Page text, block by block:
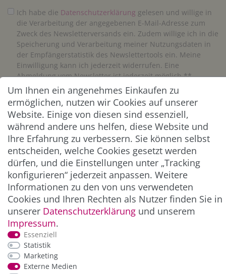
Ich habe die Daten­schutz­erklärung gelesen und willige in
die Verarbeitung der angegebenen E-Mail-Adresse zum
Zweck des Newsletterversands ein. Zudem willige ich in die
Speicherung und Verarbeitung meiner Nutzungsdaten in
der Empfängerstatistik des Newslettertools ein. Meine
Einwilligung kann ich jederzeit widerrufen. Eine
Abmeldung vom Newsletter ist jederzeit möglich.**
Abonnieren
** Hierbei handelt es sich um ein Pflichtfeld.
ZAHLUNG & VERSAND
*Alle Preise inkl. der gesetzl. MwSt. zzgl.
Um Ihnen ein angenehmes Einkaufen zu
ermöglichen, nutzen wir Cookies auf unserer
Website. Einige von diesen sind essenziell,
während andere uns helfen, diese Website und
Ihre Erfahrung zu verbessern. Sie können selbst
entscheiden, welche Cookies gesetzt werden
dürfen, und die Einstellungen unter „Tracking
konfigurieren“ jederzeit anpassen. Weitere
Informationen zu den von uns verwendeten
Cookies und Ihren Rechten als Nutzer finden Sie in
unserer Daten­schutz­erklärung und unserem
Impressum.
Essenziell
Statistik
Marketing
Externe Medien